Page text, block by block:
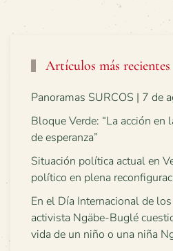
Artículos más recientes
Panoramas SURCOS | 7 de
Bloque Verde: “La acción
de esperanza”
Situación política actual en
político en plena
En el Día Internacional de
activista Ngäbe-Buglé
vida de un niño o una niña